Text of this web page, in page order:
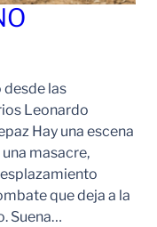
las
Leonardo
Hay una escena
masacre,
que deja a la
Suena…